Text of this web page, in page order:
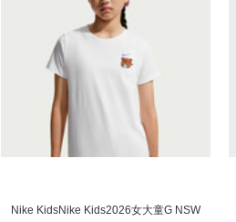
Nike KidsNike Kids2026女大童G NSW